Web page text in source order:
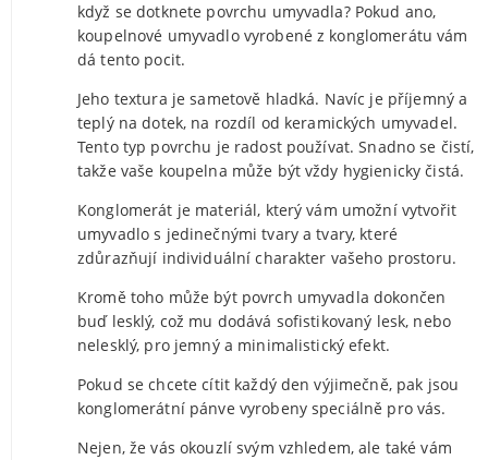
když se dotknete povrchu umyvadla? Pokud ano,
koupelnové umyvadlo vyrobené z konglomerátu vám
dá tento pocit.
Jeho textura je sametově hladká. Navíc je příjemný a
teplý na dotek, na rozdíl od keramických umyvadel.
Tento typ povrchu je radost používat. Snadno se čistí,
takže vaše koupelna může být vždy hygienicky čistá.
Konglomerát je materiál, který vám umožní vytvořit
umyvadlo s jedinečnými tvary a tvary, které
zdůrazňují individuální charakter vašeho prostoru.
Kromě toho může být povrch umyvadla dokončen
buď lesklý, což mu dodává sofistikovaný lesk, nebo
nelesklý, pro jemný a minimalistický efekt.
Pokud se chcete cítit každý den výjimečně, pak jsou
konglomerátní pánve vyrobeny speciálně pro vás.
Nejen, že vás okouzlí svým vzhledem, ale také vám